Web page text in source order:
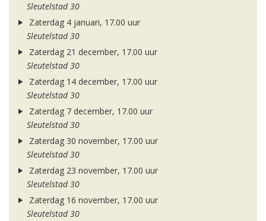
Sleutelstad 30
Zaterdag 4 januari, 17.00 uur
Sleutelstad 30
Zaterdag 21 december, 17.00 uur
Sleutelstad 30
Zaterdag 14 december, 17.00 uur
Sleutelstad 30
Zaterdag 7 december, 17.00 uur
Sleutelstad 30
Zaterdag 30 november, 17.00 uur
Sleutelstad 30
Zaterdag 23 november, 17.00 uur
Sleutelstad 30
Zaterdag 16 november, 17.00 uur
Sleutelstad 30